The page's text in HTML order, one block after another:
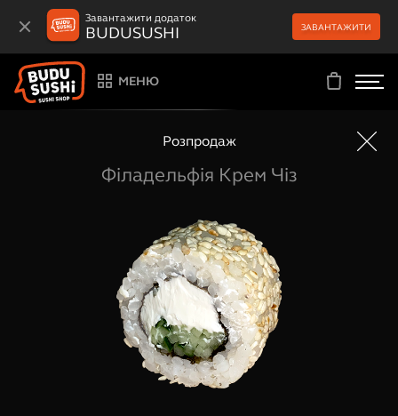
Завантажити додаток
BUDUSUSHI ЗАВАНТАЖИТИ
МЕНЮ
Розпродаж
Філадельфія Крем Чіз